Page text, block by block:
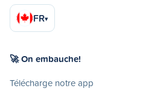
FR▾
🚀 On embauche!
Télécharge notre app